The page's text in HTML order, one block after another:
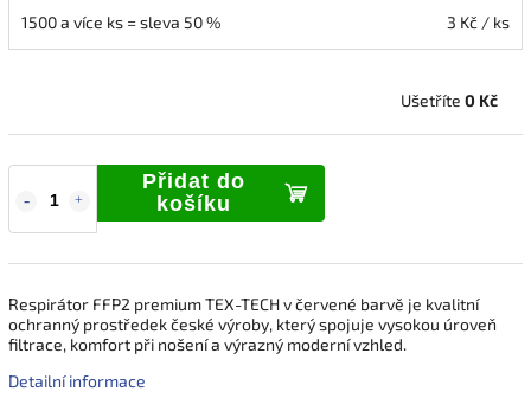
1500 a více ks = sleva 50 % 3 Kč / ks
Ušetříte 0 Kč
Přidat do
košíku
Respirátor FFP2 premium TEX-TECH v červené barvě je kvalitní
ochranný prostředek české výroby, který spojuje vysokou úroveň
filtrace, komfort při nošení a výrazný moderní vzhled.
Detailní informace